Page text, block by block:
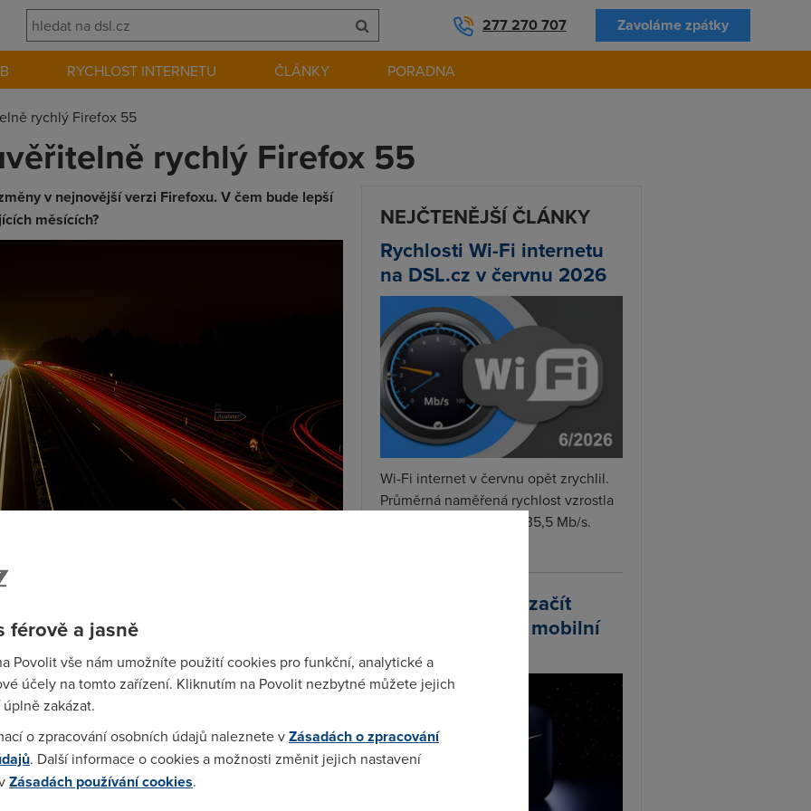
277 270 707 Zavoláme zpátky
RYCHLOST INTERNETU ČLÁNKY PORADNA
rychlý Firefox 55
rychlý Firefox 55
v nejnovější verzi Firefoxu. V čem bude lepší
měsících?
měsíců a už například rozdělila jeho
jádra. Třešničkou na dortu by měl být i
načítání a potřebě operační paměti. Původní
snížila na víc než 4. Firefox 55už bez
pouhých 15 sekund, což byl jakýsi netradiční test,
paměť by se měla z hodnoty 2 GB, při kterých
NEJČTENĚJŠÍ ČLÁNKY
Rychlosti Wi-Fi internetu
na DSL.cz v červnu 2026
Wi-Fi internet v červnu opět zrychlil.
Průměrná naměřená rychlost vzrostla
meziměsíčně o 4 % na 35,5 Mb/s.
Starlink plánuje začít
prodávat vlastní mobilní
tarify
férově a jasně
Povolit vše nám umožníte použití cookies pro funkční, analytické a
účely na tomto zařízení. Kliknutím na Povolit nezbytné můžete jejich
zakázat.
o zpracování osobních údajů naleznete vZásadách o zpracování
. Další informace o cookies a možnosti změnit jejich nastavení
Zásadách používání cookies.